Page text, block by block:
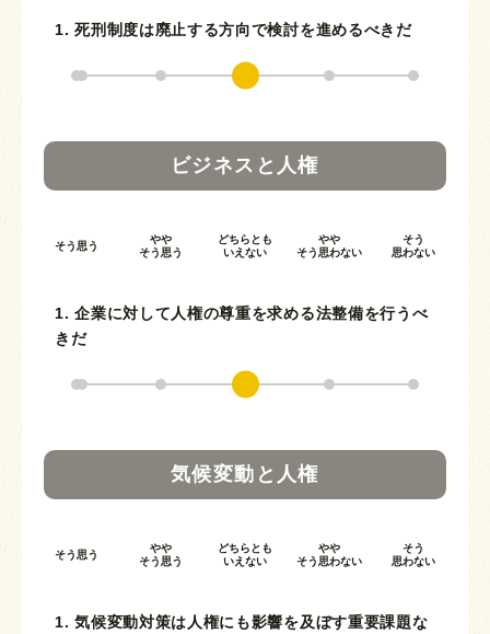
1. 死刑制度は廃止する方向で検討を進めるべきだ
ビジネスと人権
そう思う
やや
そう思う
どちらとも
いえない
やや
そう思わない
そう
思わない
1. 企業に対して人権の尊重を求める法整備を行うべ
きだ
気候変動と人権
そう思う
やや
そう思う
どちらとも
いえない
やや
そう思わない
そう
思わない
1. 気候変動対策は人権にも影響を及ぼす重要課題な